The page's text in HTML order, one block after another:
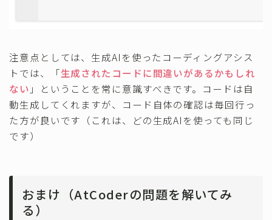
注意点としては、生成AIを使ったコーディングアシス
トでは、「生成されたコードに間違いがあるかもしれ
ない 」ということを常に意識すべきです。コードは自
動生成してくれますが、コード自体の確認は毎回行っ
た方が良いです（これは、どの生成AIを使っても同じ
です）
おまけ（AtCoderの問題を解いてみ
る）